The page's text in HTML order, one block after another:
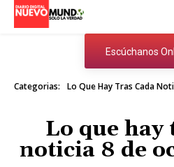
Escúchanos
Categorias: Lo Que Hay Tras Cada
Lo que hay
noticia 8 de